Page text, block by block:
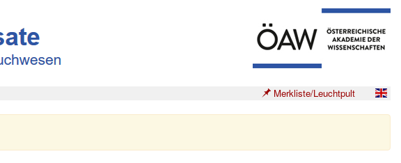
Merkliste/Leuchtpult